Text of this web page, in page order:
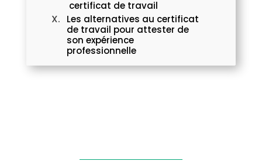
certificat de travail
Les alternatives au certificat
de travail pour attester de
son expérience
professionnelle